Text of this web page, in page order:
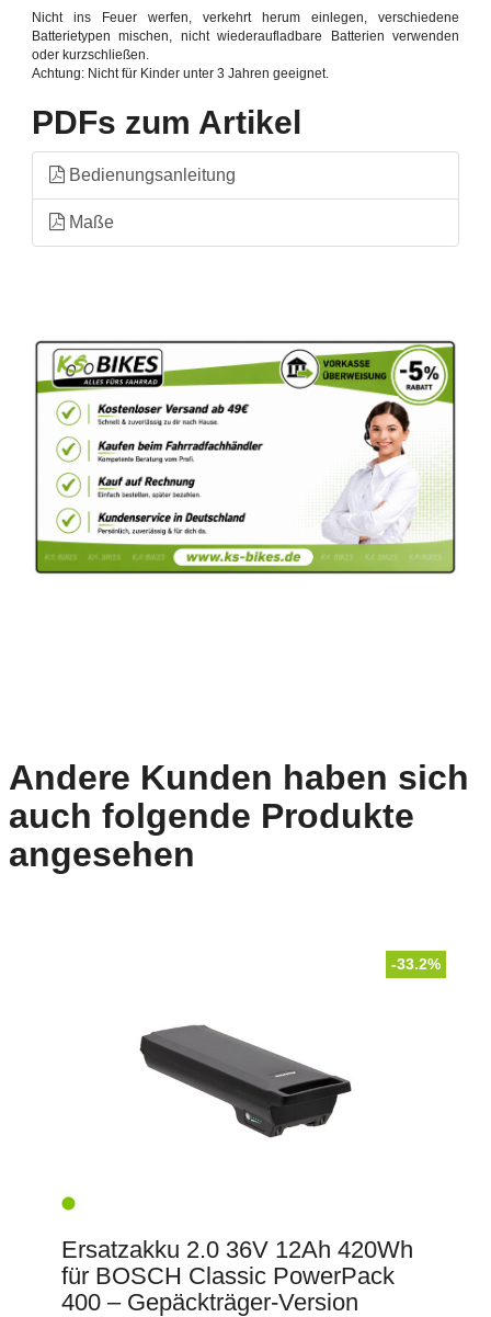
Nicht ins Feuer werfen, verkehrt herum einlegen, verschiedene
Batterietypen mischen, nicht wiederaufladbare Batterien verwenden
oder kurzschließen.
Achtung: Nicht für Kinder unter 3 Jahren geeignet.
Batterien gehören nicht in die Restmülltonne
PDFs zum Artikel
Bedienungsanleitung
Maße
Andere Kunden haben sich
auch folgende Produkte
angesehen
-33.2%
Ersatzakku 2.0 36V 12Ah 420Wh
für BOSCH Classic PowerPack
400 – Gepäckträger-Version